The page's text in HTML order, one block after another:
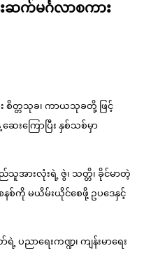
ဆက်မင်္ဂလာစကား
း စိတ္တသုခ၊ ကာယသုခတို့ ဖြင့်
းကြောပြီး နှစ်သစ်မှာ
သူအားလုံးရဲ့ ဇွဲ၊ သတ္တိ၊ ခိုင်မာတဲ့
စ်ကို မယိမ်းယိုင်စေဖို့ ဥပဒေနှင့်
ပညာရေးကဏ္ဍ၊ ကျန်းမာရေး